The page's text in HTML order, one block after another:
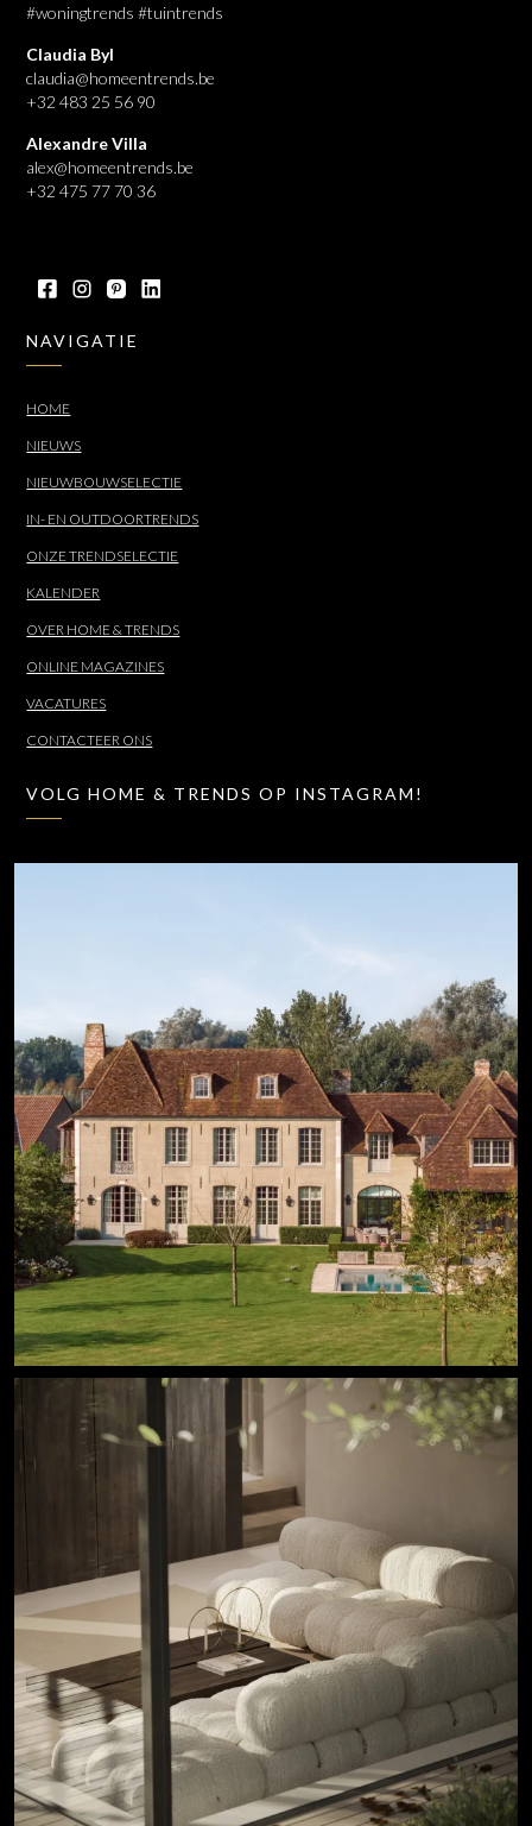
#woningtrends #tuintrends
Claudia Byl
claudia@homeentrends.be
+32 483 25 56 90
Alexandre Villa
alex@homeentrends.be
+32 475 77 70 36
NAVIGATIE
HOME
NIEUWS
NIEUWBOUWSELECTIE
IN- EN OUTDOORTRENDS
ONZE TRENDSELECTIE
KALENDER
OVER HOME & TRENDS
ONLINE MAGAZINES
VACATURES
CONTACTEER ONS
VOLG HOME & TRENDS OP INSTAGRAM!